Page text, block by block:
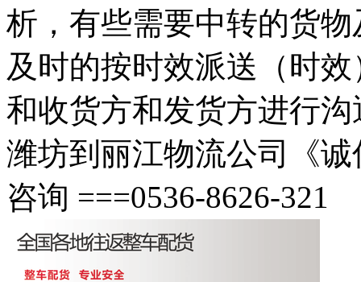
析，有些需要中转的货
及时的按时效派送（时
和收货方和发货方进行
潍坊到丽江物流公司《
咨询 ===0536-8626-321